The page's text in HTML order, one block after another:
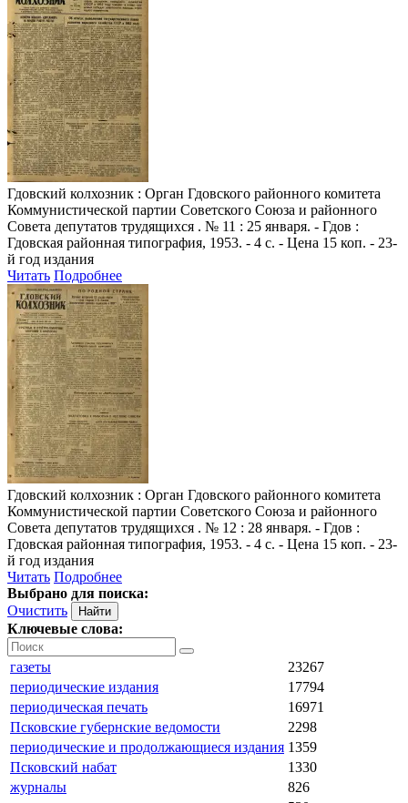
Гдовский колхозник : Орган Гдовского районного комитета
Коммунистической партии Советского Союза и районного
Совета депутатов трудящихся . № 11 : 25 января. - Гдов :
Гдовская районная типография, 1953. - 4 с. - Цена 15 коп. - 23-
й год издания
Читать Подробнее
Гдовский колхозник : Орган Гдовского районного комитета
Коммунистической партии Советского Союза и районного
Совета депутатов трудящихся . № 12 : 28 января. - Гдов :
Гдовская районная типография, 1953. - 4 с. - Цена 15 коп. - 23-
й год издания
Читать Подробнее
Выбрано для поиска:
Очистить
Ключевые слова:
газеты
23267
периодические издания
17794
периодическая печать
16971
Псковские губернские ведомости
2298
периодические и продолжающиеся издания 1359
Псковский набат
1330
журналы
826